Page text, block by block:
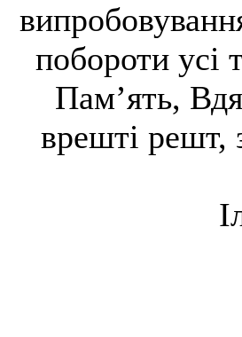
побороти усі
Пам’ять,
врешті решт,